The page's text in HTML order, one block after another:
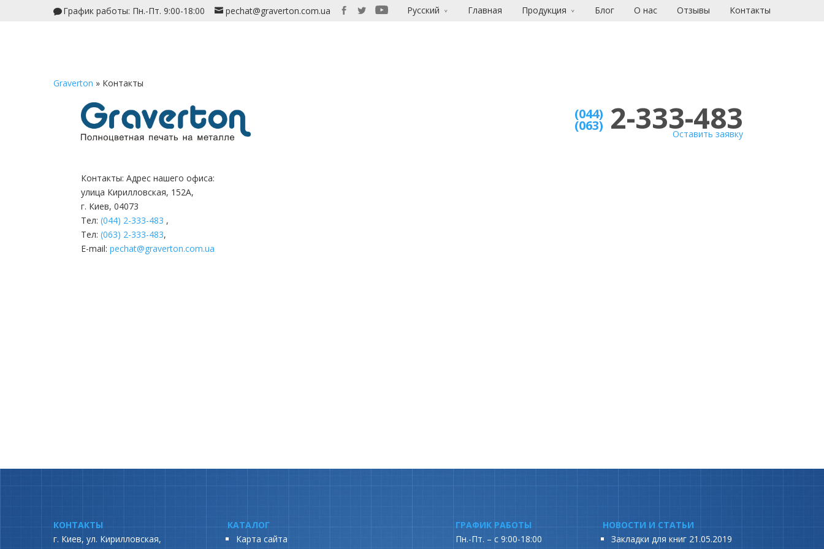
График работы: Пн.-Пт. 9:00-18:00 pechat@graverton.com.ua Русский Главная Продукция Блог О нас Отзывы Контакты
Graverton » Контакты
2-333-483
(044)
(063)
Оставить заявку
Контакты: Адрес нашего офиса:
улица Кирилловская, 152А,
г. Киев, 04073
Тел: (044) 2-333-483 ,
Тел: (063) 2-333-483,
E-mail: pechat@graverton.com.ua
КОНТАКТЫ
г. Киев, ул. Кирилловская,
КАТАЛОГ
Карта сайта
ГРАФИК РАБОТЫ
Пн.-Пт. – с 9:00-18:00
НОВОСТИ И СТАТЬИ
Закладки для книг 21.05.2019